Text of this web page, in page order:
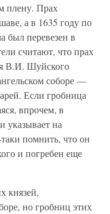
плену. Прах
а в 1635 году по
был перевезен в
считают, что прах
В.И. Шуйского
соборе —
Если гробница
впрочем, в
указывает на
помнить, что он
и погребен еще
князей,
но гробниц этих